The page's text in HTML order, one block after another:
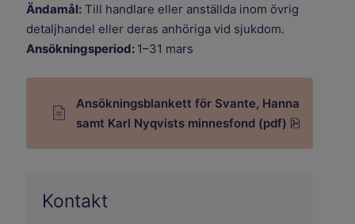
Ändamål: Till handlare eller anställda inom övrig
detaljhandel eller deras anhöriga vid sjukdom.
Ansökningsperiod: 1–31 mars
Ansökningsblankett för Svante, Hanna
samt Karl Nyqvists minnesfond (pdf)
Kontakt